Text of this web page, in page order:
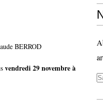
BERROD
vendredi 29 novembre à